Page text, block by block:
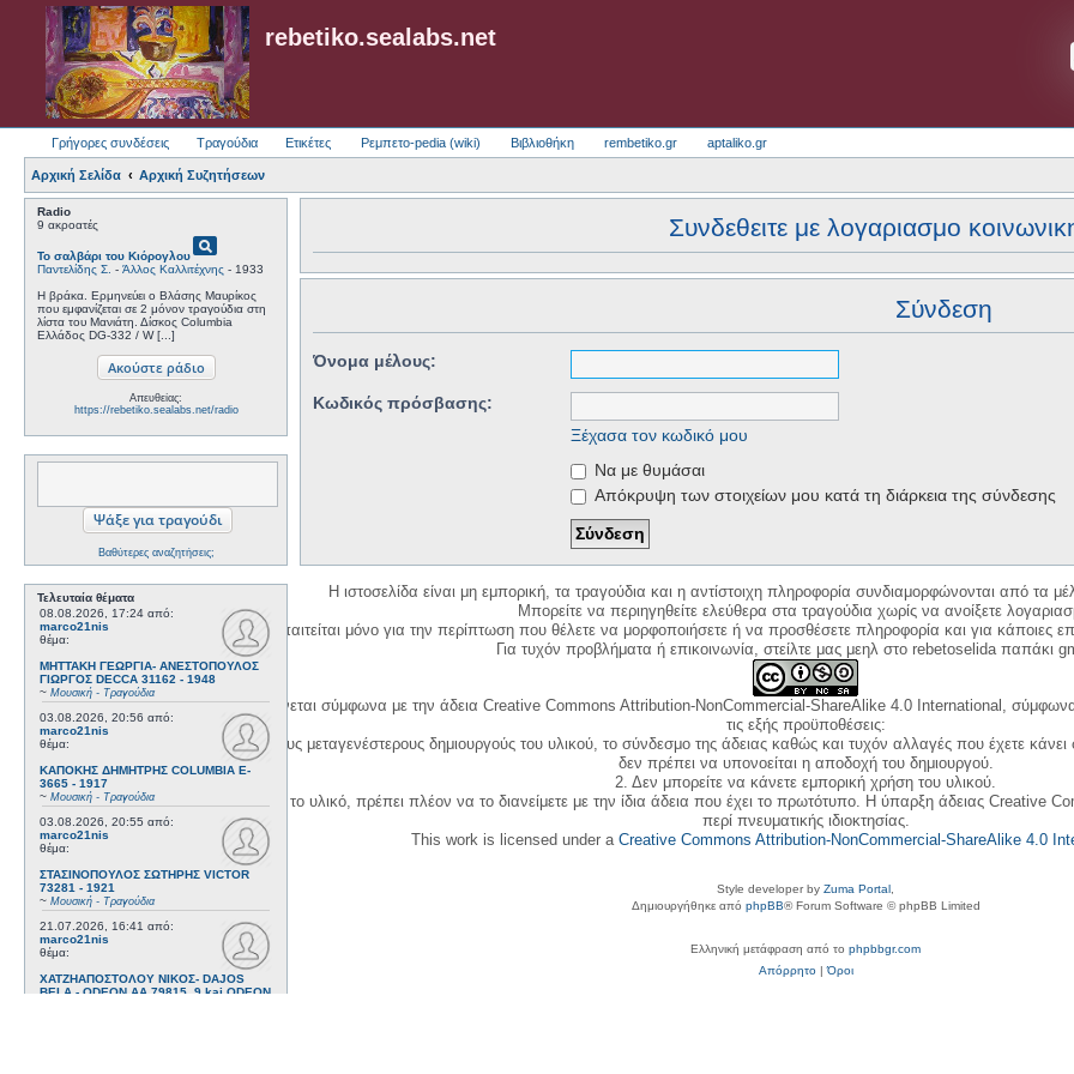
rebetiko.sealabs.net
Γρήγορες συνδέσεις Τραγούδια Ετικέτες Ρεμπετο-pedia (wiki) Βιβλιοθήκη rembetiko.gr aptaliko.gr
Αρχική Σελίδα Αρχική Συζητήσεων
Radio
9 ακροατές
Το σαλβάρι του Κιόρογλουpageview
Παντελίδης Σ. - Άλλος Καλλιτέχνης - 1933
Η βράκα. Ερμηνεύει ο Βλάσης Μαυρίκος
που εμφανίζεται σε 2 μόνον τραγούδια στη
λίστα του Μανιάτη. Δίσκος Columbia
Ελλάδος DG-332 / W [...]
Απευθείας:
https://rebetiko.sealabs.net/radio
Βαθύτερες αναζητήσεις;
Τελευταία θέματα
08.08.2026, 17:24 από:
marco21nis
θέμα:
ΜΗΤΤΑΚΗ ΓΕΩΡΓΙΑ- ΑΝΕΣΤΟΠΟΥΛΟΣ
ΓΙΩΡΓΟΣ DECCA 31162 - 1948
~ Μουσική - Τραγούδια
03.08.2026, 20:56 από:
marco21nis
θέμα:
ΚΑΠΟΚΗΣ ΔΗΜΗΤΡΗΣ COLUMBIA E-
3665 - 1917
~ Μουσική - Τραγούδια
03.08.2026, 20:55 από:
marco21nis
θέμα:
ΣΤΑΣΙΝΟΠΟΥΛΟΣ ΣΩΤΗΡΗΣ VICTOR
73281 - 1921
~ Μουσική - Τραγούδια
21.07.2026, 16:41 από:
marco21nis
θέμα:
ΧΑΤΖΗΑΠΟΣΤΟΛΟΥ ΝΙΚΟΣ- DAJOS
BELA - ODEON AA 79815_9 kai ODEON
Συνδεθειτε με λογαριασμο
Σύνδεση
Όνομα μέλους:
Κωδικός πρόσβασης:
Ξέχασα τον κωδικό μου
Να με θυμάσαι
Απόκρυψη των στοιχείων μου κατά τη διάρκεια της σύνδεσης
Η ιστοσελίδα είναι μη εμπορική, τα τραγούδια και η αντίστοιχη πληροφορία συνδιαμορφώνονται από τα
Μπορείτε να περιηγηθείτε ελεύθερα στα τραγούδια χωρίς να ανοίξετε
Η δημιουργία λογαριασμού απαιτείται μόνο για την περίπτωση που θέλετε να μορφοποιήσετε ή να προσθέσετε πληροφορία και για κάποιες
Για τυχόν προβλήματα ή επικοινωνία, στείλτε μας μεηλ στο rebetoselida παπάκι
Η χρήση του υλικού της σελίδας γίνεται σύμφωνα με την άδεια Creative Commons Attribution-NonCommercial-ShareAlike 4.0 International, σύμφωνα
τις εξής προϋποθέσεις:
1. Να αναφέρετε τον αρχικό και τους μεταγενέστερους δημιουργούς του υλικού, το σύνδεσμο της άδειας καθώς και τυχόν αλλαγές που έχετε
δεν πρέπει να υπονοείται η αποδοχή του δημιουργού.
2. Δεν μπορείτε να κάνετε εμπορική χρήση του υλικού.
3. Αν διασκευάσετε με κάθε τρόπο το υλικό, πρέπει πλέον να το διανείμετε με την ίδια άδεια που έχει το πρωτότυπο. Η ύπαρξη άδειας Creative
περί πνευματικής ιδιοκτησίας.
This work is licensed under a Creative Commons Attribution-NonCommercial-ShareAlike 4.0
Style developer by Zuma Portal
Δημιουργήθηκε από phpBB® Forum Software © phpBB Limited
Ελληνική μετάφραση από το phpbbgr.com
Απόρρητο|Όροι